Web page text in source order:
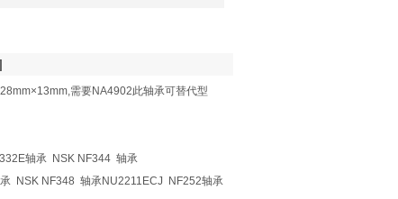
需要NA4902此轴承可替代型
轴承 NSK NF344 轴承
NSK NF348 轴承NU2211ECJ NF252轴承